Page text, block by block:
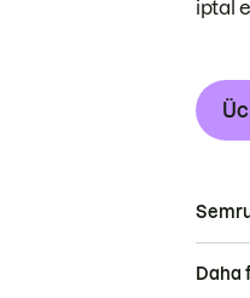
iptal
Daha